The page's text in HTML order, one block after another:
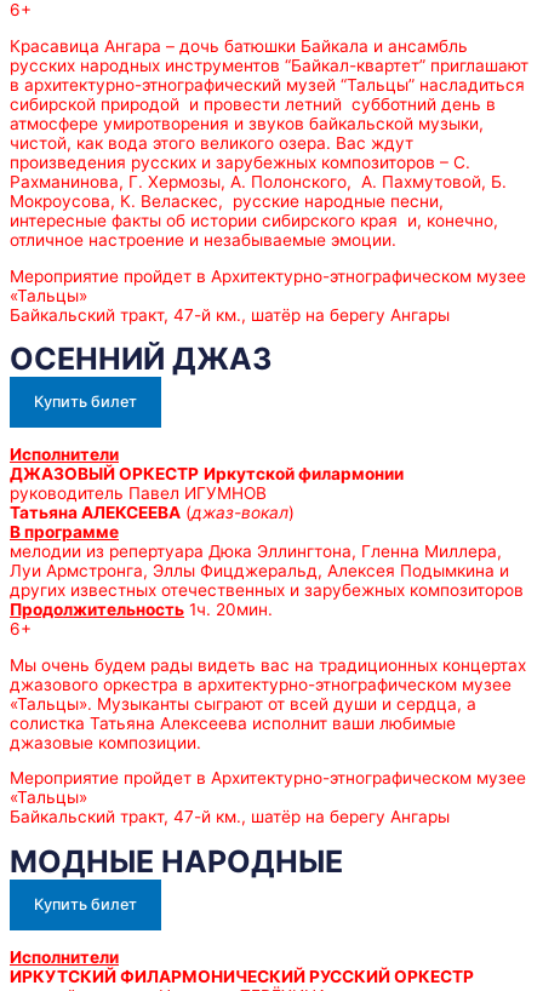
6+
Красавица Ангара – дочь батюшки Байкала и ансамбль
русских народных инструментов “Байкал-квартет” приглашают
в архитектурно-этнографический музей “Тальцы” насладиться
сибирской природой и провести летний субботний день в
атмосфере умиротворения и звуков байкальской музыки,
чистой, как вода этого великого озера. Вас ждут
произведения русских и зарубежных композиторов – С.
Рахманинова, Г. Хермозы, А. Полонского, А. Пахмутовой, Б.
Мокроусова, К. Веласкес, русские народные песни,
интересные факты об истории сибирского края и, конечно,
отличное настроение и незабываемые эмоции.
Мероприятие пройдет в Архитектурно-этнографическом музее
«Тальцы»
Байкальский тракт, 47-й км., шатёр на берегу Ангары
ОСЕННИЙ ДЖАЗ
Купить билет
Исполнители
ДЖАЗОВЫЙ ОРКЕСТР Иркутской филармонии
руководитель Павел ИГУМНОВ
Татьяна АЛЕКСЕЕВА (джаз-вокал)
В программе
мелодии из репертуара Дюка Эллингтона, Гленна Миллера,
Луи Армстронга, Эллы Фицджеральд, Алексея Подымкина и
других известных отечественных и зарубежных композиторов
Продолжительность 1ч. 20мин.
6+
Мы очень будем рады видеть вас на традиционных концертах
джазового оркестра в архитектурно-этнографическом музее
«Тальцы». Музыканты сыграют от всей души и сердца, а
солистка Татьяна Алексеева исполнит ваши любимые
джазовые композиции.
Мероприятие пройдет в Архитектурно-этнографическом музее
«Тальцы»
Байкальский тракт, 47-й км., шатёр на берегу Ангары
МОДНЫЕ НАРОДНЫЕ
Купить билет
Исполнители
ИРКУТСКИЙ ФИЛАРМОНИЧЕСКИЙ РУССКИЙ ОРКЕСТР